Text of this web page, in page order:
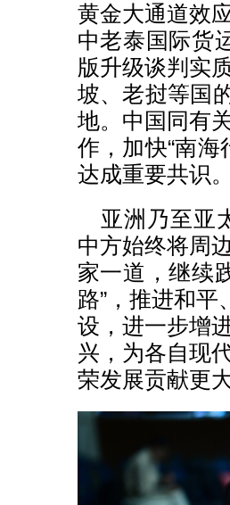
黄金大通道效
中老泰国际货
版升级谈判实
坡、老挝等国
地。中国同有
作，加快“南
达成重要共识。
亚洲乃至亚
中方始终将周
家一道，继续
路”，推进和平
设，进一步增
兴，为各自现
荣发展贡献更